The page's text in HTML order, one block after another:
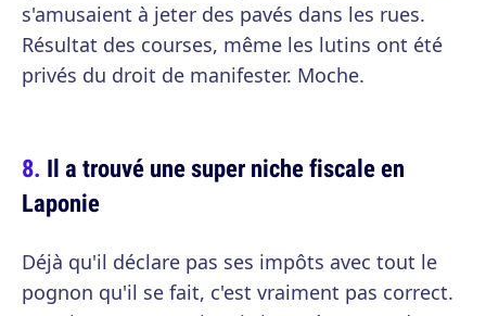
s'amusaient à jeter des pavés dans les rues.
Résultat des courses, même les lutins ont été
privés du droit de manifester. Moche.
Il a trouvé une super niche fiscale en
Laponie
Déjà qu'il déclare pas ses impôts avec tout le
pognon qu'il se fait, c'est vraiment pas correct.